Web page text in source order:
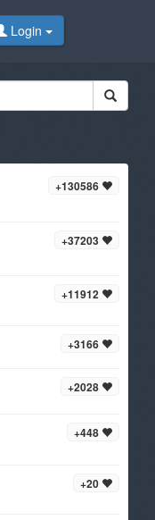
Login
+130586
+37203
+11912
+3166
+2028
+448
+20